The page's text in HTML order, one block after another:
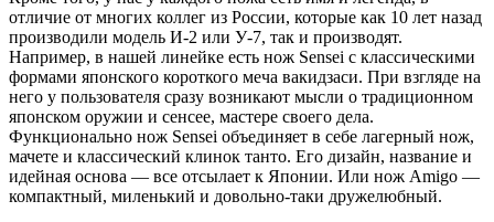
отличие от многих коллег из России, которые как 10 лет назад
производили модель И-2 или У-7, так и производят.
Например, в нашей линейке есть нож Sensei с классическими
формами японского короткого меча вакидзаси. При взгляде на
него у пользователя сразу возникают мысли о традиционном
японском оружии и сенсее, мастере своего дела.
Функционально нож Sensei объединяет в себе лагерный нож,
мачете и классический клинок танто. Его дизайн, название и
идейная основа — все отсылает к Японии. Или нож Amigo —
компактный, миленький и довольно-таки дружелюбный.